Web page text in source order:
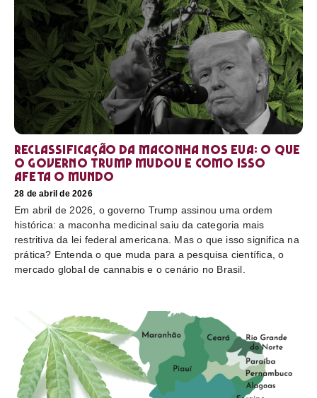
Reclassificação da maconha nos EUA: o que
o governo Trump mudou e como isso
afeta o mundo
28 de abril de 2026
Em abril de 2026, o governo Trump assinou uma ordem
histórica: a maconha medicinal saiu da categoria mais
restritiva da lei federal americana. Mas o que isso significa na
prática? Entenda o que muda para a pesquisa científica, o
mercado global de cannabis e o cenário no Brasil.